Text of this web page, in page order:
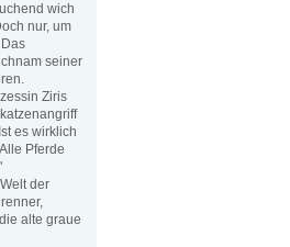
wich
nur, um
seiner
Ziris
es wirklich
Pferde
der
alte graue